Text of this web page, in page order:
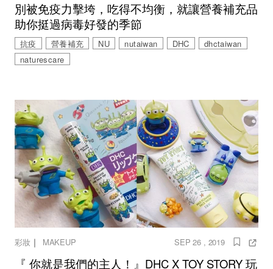
別被免疫力擊垮，吃得不均衡，就讓營養補充品
助你挺過病毒好發的季節
抗疫 營養補充 NU nutaiwan DHC
dhctaiwan
naturescare
彩妝｜ MAKEUP SEP 26 , 2019
『 你就是我們的主人！』DHC X TOY STORY 玩